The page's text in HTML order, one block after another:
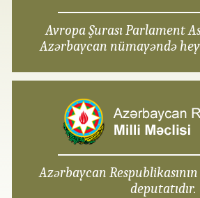
Avropa Şurası Parlament
Azərbaycan nümayəndə
Azərbaycan
deputatıdır.